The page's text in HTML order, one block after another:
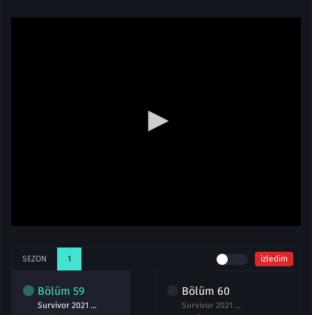
SEZON 1 izledim
Bölüm 59
Survivor 2021 59.Bölüm izle 30 Mart
Bölüm 60
Survivor 2021 60.Bölüm izle 1 Nisan